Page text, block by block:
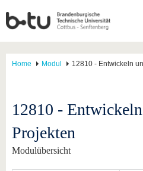
Home Modul 12810 - Entwickeln
12810 -
Projekten
Modulübersicht